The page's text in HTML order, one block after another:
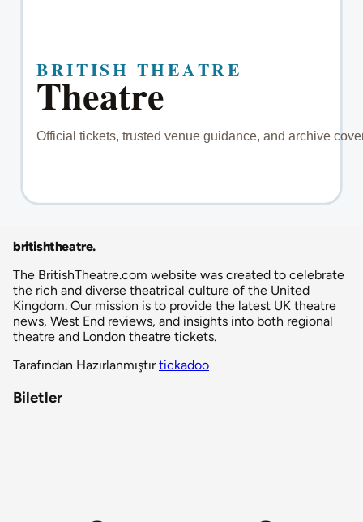
britishtheatre.
The BritishTheatre.com website was created to celebrate
the rich and diverse theatrical culture of the United
Kingdom. Our mission is to provide the latest UK theatre
news, West End reviews, and insights into both regional
theatre and London theatre tickets.
Tarafından Hazırlanmıştırtickadoo
Biletler